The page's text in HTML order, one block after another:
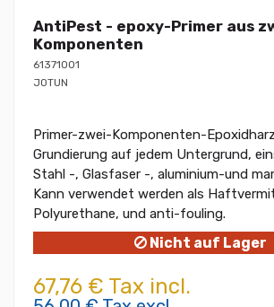
AntiPest - epoxy-Primer aus
Komponenten
61371001
JOTUN
Primer-zwei-Komponenten-
Grundierung auf jedem Untergrund,
Stahl -, Glasfaser -, aluminium-und
Kann verwendet werden als
Polyurethane, und anti-fouling.
Nicht auf Lager
67,76 € Tax incl.